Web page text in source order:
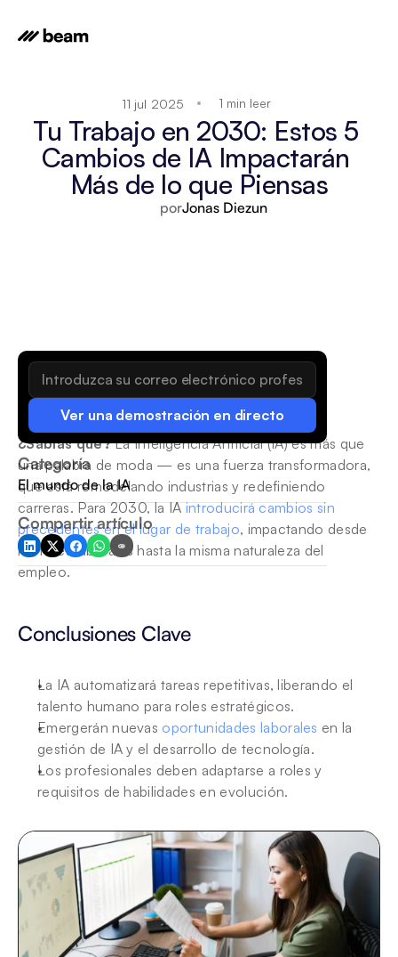
11 jul 2025 1 min leer
Tu Trabajo en 2030: Estos 5
Cambios de IA Impactarán
Más de lo que Piensas
porJonas Diezun
Ver una demostración en directo
Categoría
El mundo de la IA
Compartir artículo
¿Sabías que? La Inteligencia Artificial (IA) es más que
una palabra de moda — es una fuerza transformadora,
que está remodelando industrias y redefiniendo
carreras. Para 2030, la IA introducirá cambios sin
precedentes en el lugar de trabajo, impactando desde
los roles laborales hasta la misma naturaleza del
empleo.
Conclusiones Clave
La IA automatizará tareas repetitivas, liberando el
talento humano para roles estratégicos.
Emergerán nuevas oportunidades laborales en la
gestión de IA y el desarrollo de tecnología.
Los profesionales deben adaptarse a roles y
requisitos de habilidades en evolución.